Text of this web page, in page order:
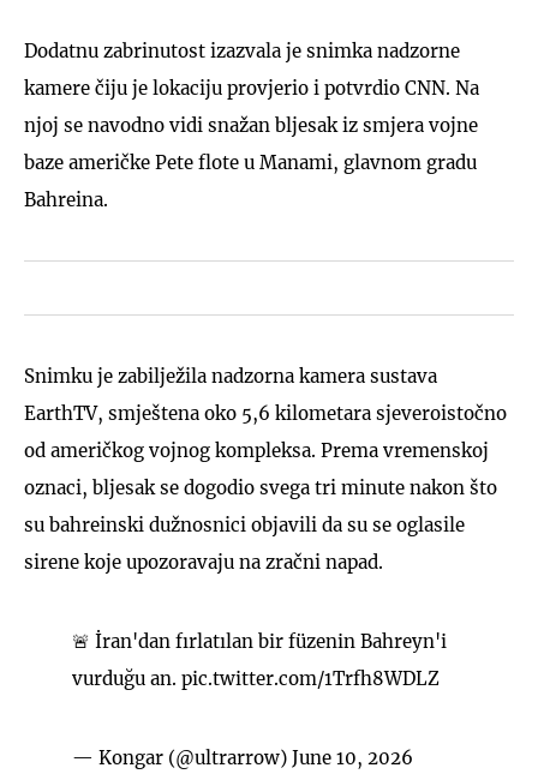
Dodatnu zabrinutost izazvala je snimka nadzorne
kamere čiju je lokaciju provjerio i potvrdio CNN. Na
njoj se navodno vidi snažan bljesak iz smjera vojne
baze američke Pete flote u Manami, glavnom gradu
Bahreina.
Snimku je zabilježila nadzorna kamera sustava
EarthTV, smještena oko 5,6 kilometara sjeveroistočno
od američkog vojnog kompleksa. Prema vremenskoj
oznaci, bljesak se dogodio svega tri minute nakon što
su bahreinski dužnosnici objavili da su se oglasile
sirene koje upozoravaju na zračni napad.
🚨 İran'dan fırlatılan bir füzenin Bahreyn'i
vurduğu an. pic.twitter.com/1Trfh8WDLZ
— Kongar (@ultrarrow) June 10, 2026